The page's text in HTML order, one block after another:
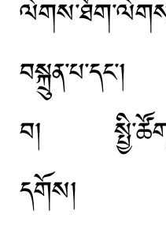
བསྐྲུན་པ་དང་།
བ།
དགོས།